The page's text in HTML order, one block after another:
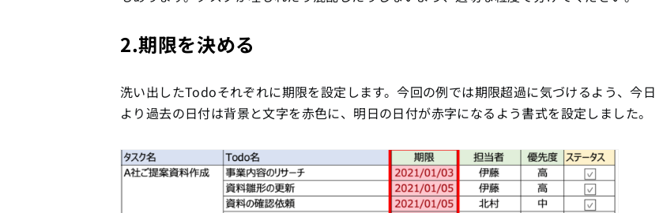
2.期限を決める
洗い出したTodoそれぞれに期限を設定します。今回の例では期限超過に気づけるよう、今日
より過去の日付は背景と文字を赤色に、明日の日付が赤字になるよう書式を設定しました。